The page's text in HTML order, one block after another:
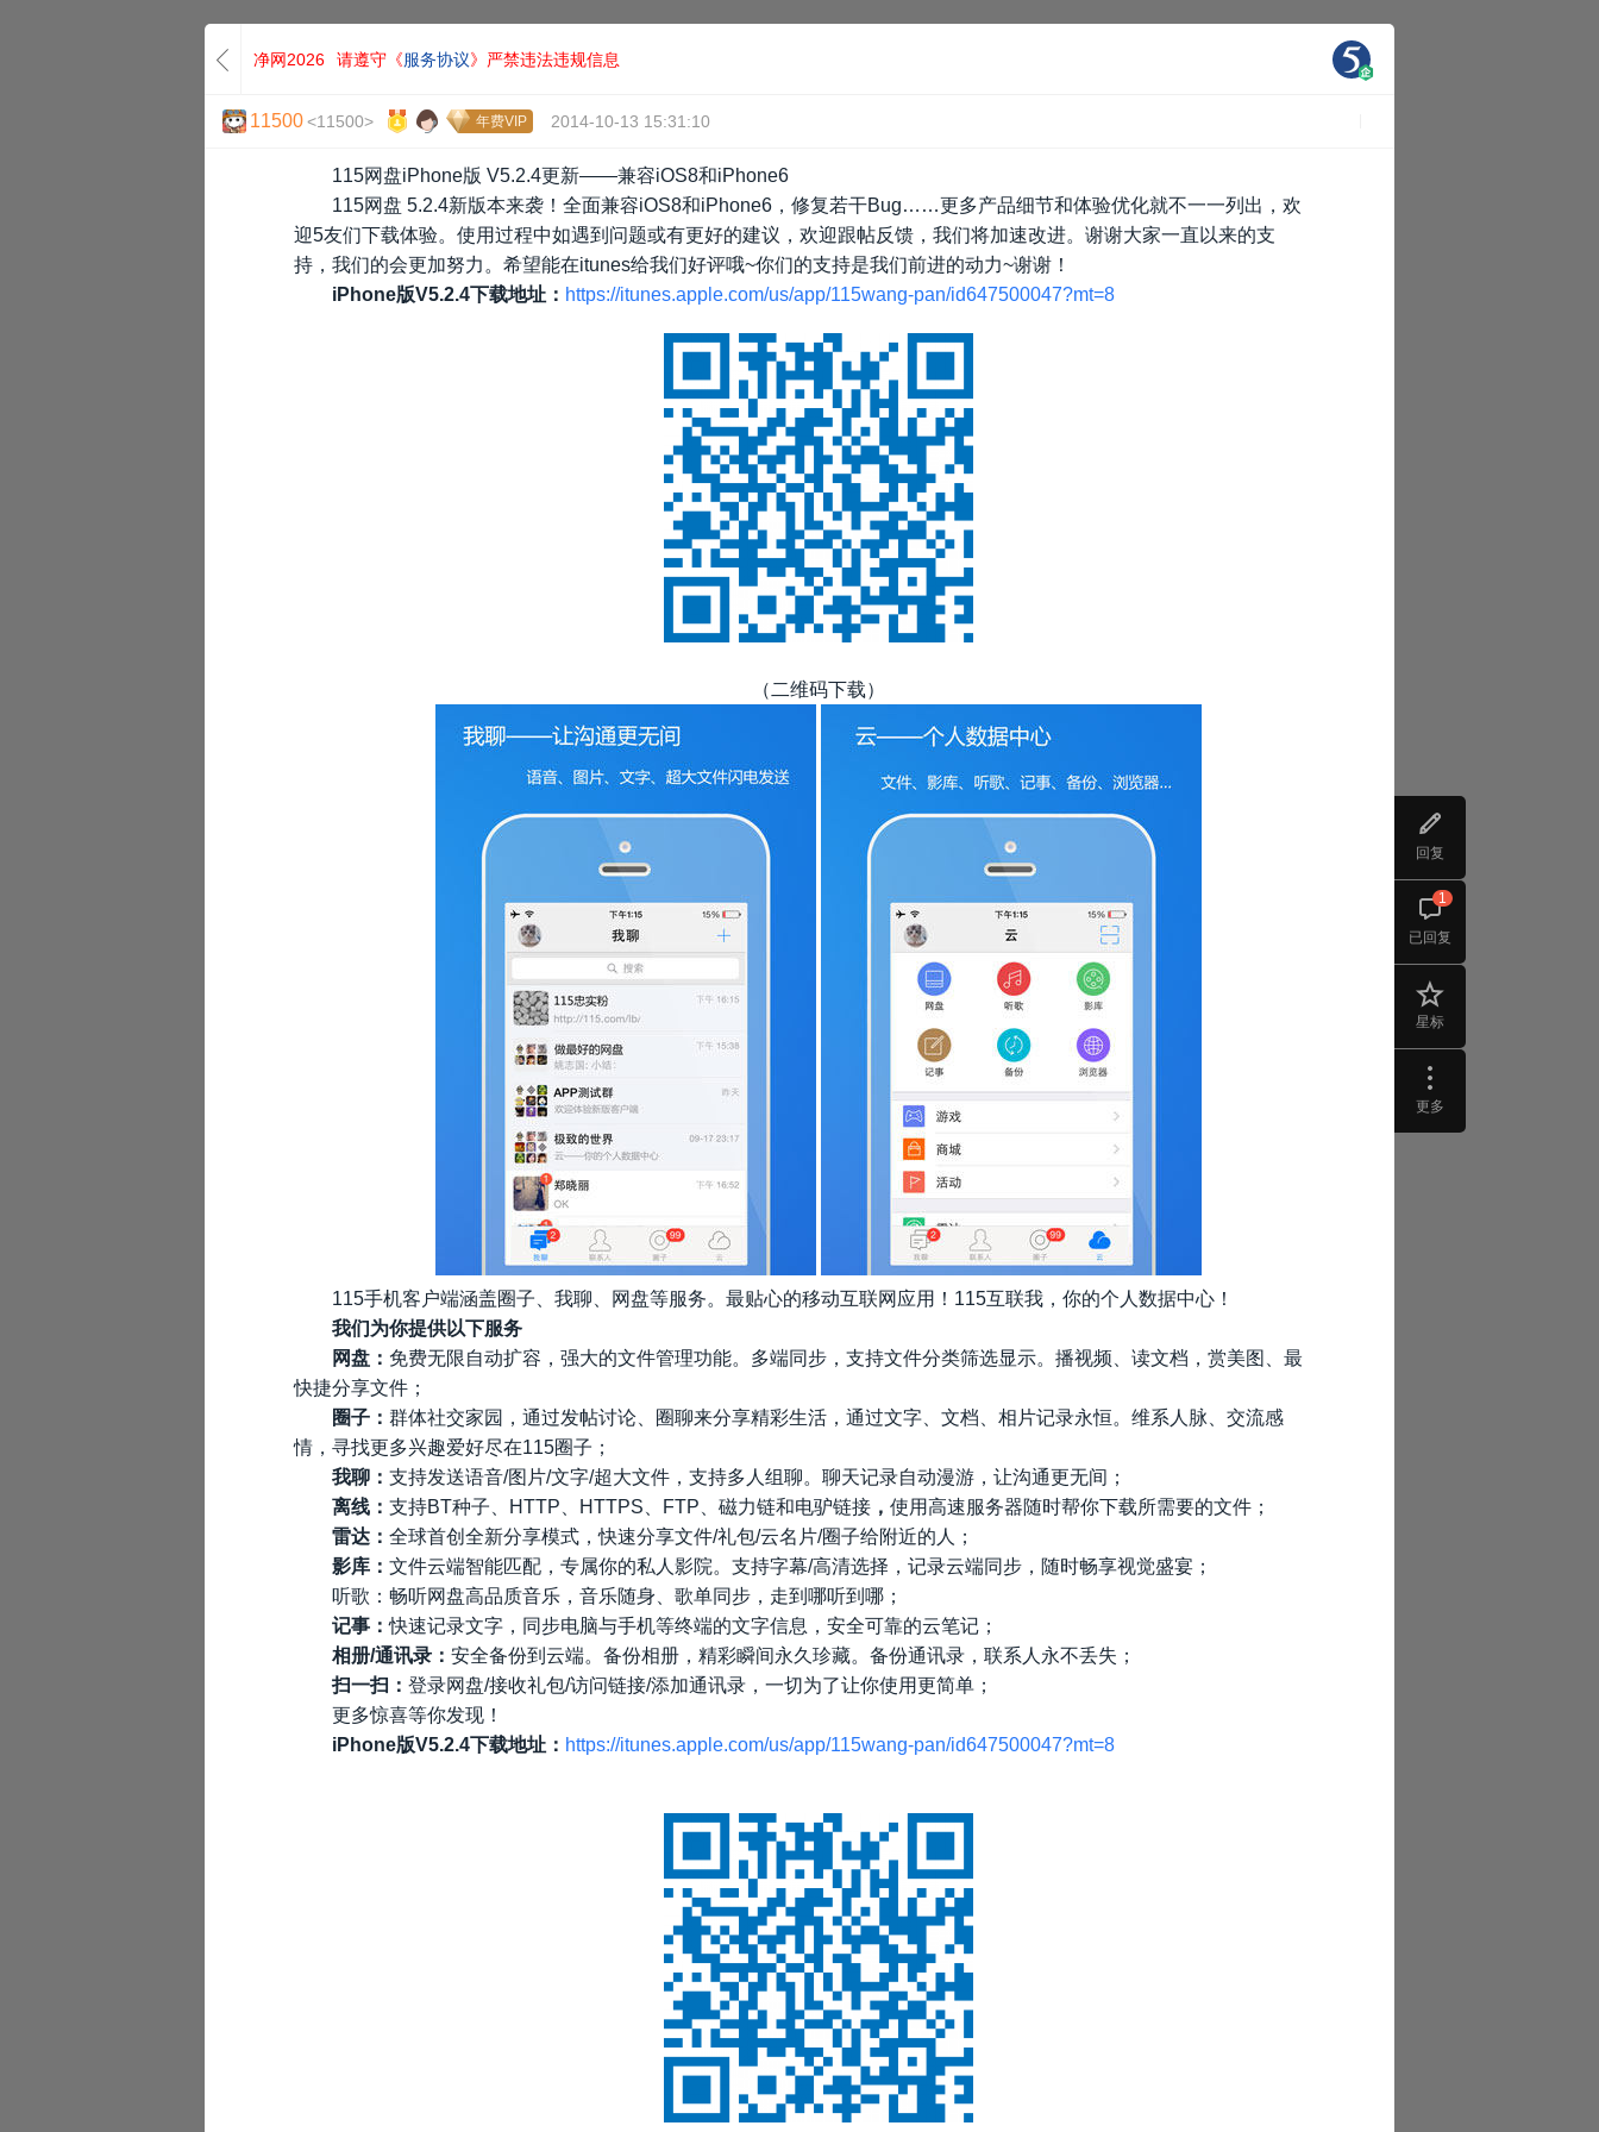
回复
已回复
1
星标
更多
净网2026 请遵守《服务协议》严禁违法违规信息
11500<11500> 年费VIP 2014-10-13 15:31:10
115网盘iPhone版 V5.2.4更新——兼容iOS8和iPhone6
115网盘 5.2.4新版本来袭！全面兼容iOS8和iPhone6，修复若干Bug……更多产品细节和体验优化就不一一列出，欢
迎5友们下载体验。使用过程中如遇到问题或有更好的建议，欢迎跟帖反馈，我们将加速改进。谢谢大家一直以来的支
持，我们的会更加努力。希望能在itunes给我们好评哦~你们的支持是我们前进的动力~谢谢！
iPhone版V5.2.4下载地址： https://itunes.apple.com/us/app/115wang-pan/id647500047?mt=8
（二维码下载）
115手机客户端涵盖圈子、我聊、网盘等服务。最贴心的移动互联网应用！115互联我，你的个人数据中心！
我们为你提供以下服务
网盘： 免费无限自动扩容，强大的文件管理功能。多端同步，支持文件分类筛选显示。播视频、读文档，赏美图、最
快捷分享文件；
圈子： 群体社交家园，通过发帖讨论、圈聊来分享精彩生活，通过文字、文档、相片记录永恒。维系人脉、交流感
情，寻找更多兴趣爱好尽在115圈子；
我聊： 支持发送语音/图片/文字/超大文件，支持多人组聊。聊天记录自动漫游，让沟通更无间；
离线： 支持BT种子、HTTP、HTTPS、FTP、磁力链和电驴链接 ， 使用高速服务器随时帮你下载所需要的文件；
雷达： 全球首创全新分享模式，快速分享文件/礼包/云名片/圈子给附近的人；
影库： 文件云端智能匹配，专属你的私人影院。支持字幕/高清选择，记录云端同步，随时畅享视觉盛宴；
听歌：畅听网盘高品质音乐，音乐随身、歌单同步，走到哪听到哪；
记事：快速记录文字，同步电脑与手机等终端的文字信息，安全可靠的云笔记；
相册/通讯录： 安全备份到云端。备份相册，精彩瞬间永久珍藏。备份通讯录，联系人永不丢失；
扫一扫： 登录网盘/接收礼包/访问链接/添加通讯录，一切为了让你使用更简单；
更多惊喜等你发现！
iPhone版V5.2.4下载地址： https://itunes.apple.com/us/app/115wang-pan/id647500047?mt=8